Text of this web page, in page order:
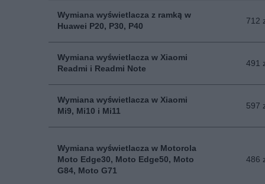
Wymiana wyświetlacza z ramką w
Huawei P20, P30, P40
712
Wymiana wyświetlacza w Xiaomi
Readmi i Readmi Note
491
Wymiana wyświetlacza w Xiaomi
Mi9, Mi10 i Mi11
597
Wymiana wyświetlacza w Motorola
Moto Edge30, Moto Edge50, Moto
G84, Moto G71
486